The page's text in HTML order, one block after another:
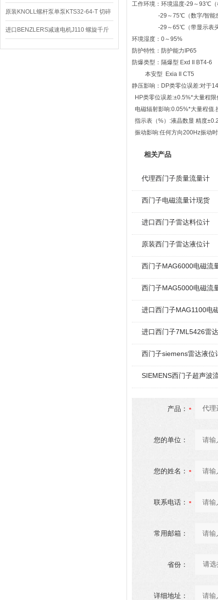
阀定位器
原装KNOLL螺杆泵单泵KTS32-64-T 切碎
排屑机
进口BENZLERS减速电机J110 螺旋千斤
顶BD-58
工作环境：环境温度-29～93℃（
-29～75℃（数字/智能放
-29～65℃（带显示表
环境湿度：0～95%
防护特性：防护能力IP65
防爆类型：隔爆型 Exd II BT4-6
本安型 Exia II CT5
静压影响：DP类零位误差:对于
HP类零位误差:±0.5%*大量程
电磁辐射影响:0.05%*大量程值
指示表（%）:液晶数显 精度
振动影响:任何方向200Hz振动
相关产品
代理西门子质量流量计
西门子电磁流量计现货
进口西门子雷达料位计
原装西门子雷达液位计
西门子MAG6000电磁流
西门子MAG5000电磁流
进口西门子MAG1100电
进口西门子7ML5426雷
西门子siemens雷达液位
SIEMENS西门子超声波
产品：
您的单位：
您的姓名：
联系电话：
常用邮箱：
省份：
详细地址：